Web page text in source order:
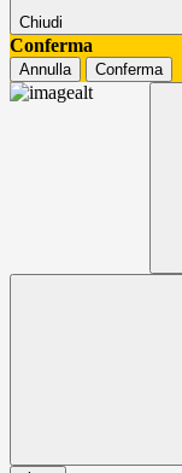
Chiudi
Conferma
Annulla Conferma